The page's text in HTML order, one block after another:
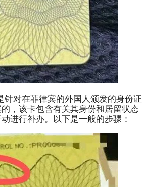
是针对在菲律宾的外国人颁发的身份证
，该卡包含有关其身份和居留状态
进行补办。以下是一般的步骤：